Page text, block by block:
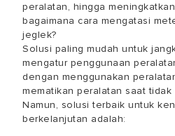
peralatan, hingga
bagaimana cara mengatasi
jeglek?
Solusi paling mudah untuk
mengatur penggunaan
dengan menggunakan
mematikan peralatan saat tidak
Namun, solusi terbaik untuk
berkelanjutan adalah: